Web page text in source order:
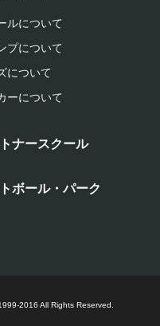
ルについて
プについて
について
ーについて
ナースクール
ボール・パーク
2016 All Rights Reserved.